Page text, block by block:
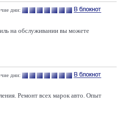
дни:
на обслуживании вы можете
дни:
Ремонт всех марок авто. Опыт